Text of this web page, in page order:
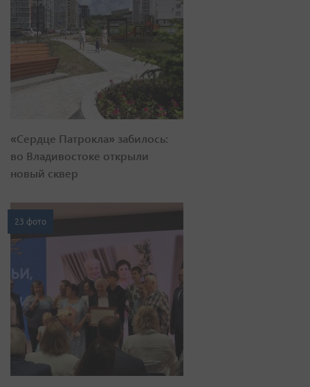
«Сердце Патрокла» забилось:
во Владивостоке открыли
новый сквер
23 фото